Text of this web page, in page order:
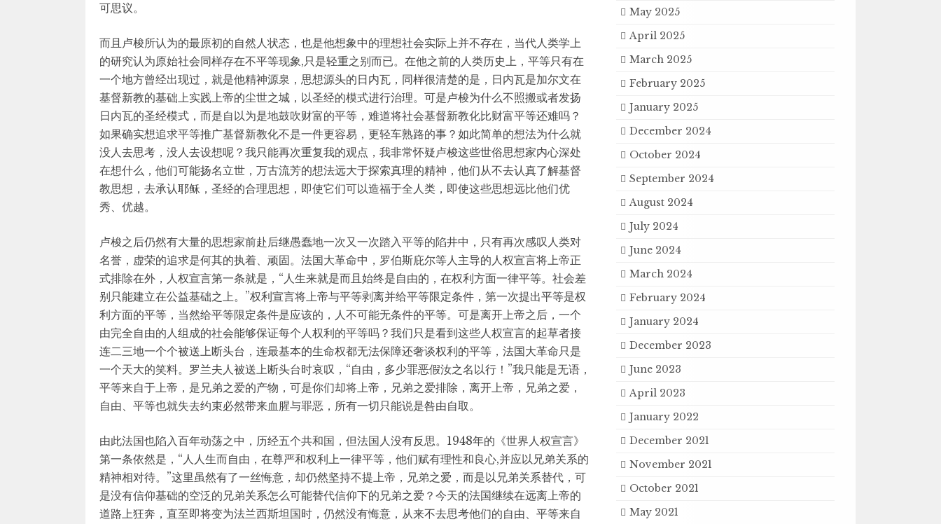
可思议。
而且卢梭所认为的最原初的自然人状态，也是他想象中的理想社会实际上并不存在，当代人类学上
的研究认为原始社会同样存在不平等现象,只是轻重之别而已。在他之前的人类历史上，平等只有在
一个地方曾经出现过，就是他精神源泉，思想源头的日内瓦，同样很清楚的是，日内瓦是加尔文在
基督新教的基础上实践上帝的尘世之城，以圣经的模式进行治理。可是卢梭为什么不照搬或者发扬
日内瓦的圣经模式，而是自以为是地鼓吹财富的平等，难道将社会基督新教化比财富平等还难吗？
如果确实想追求平等推广基督新教化不是一件更容易，更轻车熟路的事？如此简单的想法为什么就
没人去思考，没人去设想呢？我只能再次重复我的观点，我非常怀疑卢梭这些世俗思想家内心深处
在想什么，他们可能扬名立世，万古流芳的想法远大于探索真理的精神，他们从不去认真了解基督
教思想，去承认耶稣，圣经的合理思想，即使它们可以造福于全人类，即使这些思想远比他们优
秀、优越。
卢梭之后仍然有大量的思想家前赴后继愚蠢地一次又一次踏入平等的陷井中，只有再次感叹人类对
名誉，虚荣的追求是何其的执着、顽固。法国大革命中，罗伯斯庇尔等人主导的人权宣言将上帝正
式排除在外，人权宣言第一条就是，“人生来就是而且始终是自由的，在权利方面一律平等。社会差
别只能建立在公益基础之上。”权利宣言将上帝与平等剥离并给平等限定条件，第一次提出平等是权
利方面的平等，当然给平等限定条件是应该的，人不可能无条件的平等。可是离开上帝之后，一个
由完全自由的人组成的社会能够保证每个人权利的平等吗？我们只是看到这些人权宣言的起草者接
连二三地一个个被送上断头台，连最基本的生命权都无法保障还奢谈权利的平等，法国大革命只是
一个天大的笑料。罗兰夫人被送上断头台时哀叹，“自由，多少罪恶假汝之名以行！”我只能是无语，
平等来自于上帝，是兄弟之爱的产物，可是你们却将上帝，兄弟之爱排除，离开上帝，兄弟之爱，
自由、平等也就失去约束必然带来血腥与罪恶，所有一切只能说是咎由自取。
由此法国也陷入百年动荡之中，历经五个共和国，但法国人没有反思。1948年的《世界人权宣言》
第一条依然是，“人人生而自由，在尊严和权利上一律平等，他们赋有理性和良心,并应以兄弟关系的
精神相对待。”这里虽然有了一丝悔意，却仍然坚持不提上帝，兄弟之爱，而是以兄弟关系替代，可
是没有信仰基础的空泛的兄弟关系怎么可能替代信仰下的兄弟之爱？今天的法国继续在远离上帝的
道路上狂奔，直至即将变为法兰西斯坦国时，仍然没有悔意，从来不去思考他们的自由、平等来自
May 2025
April 2025
March 2025
February 2025
January 2025
December 2024
October 2024
September 2024
August 2024
July 2024
June 2024
March 2024
February 2024
January 2024
December 2023
June 2023
April 2023
January 2022
December 2021
November 2021
October 2021
May 2021